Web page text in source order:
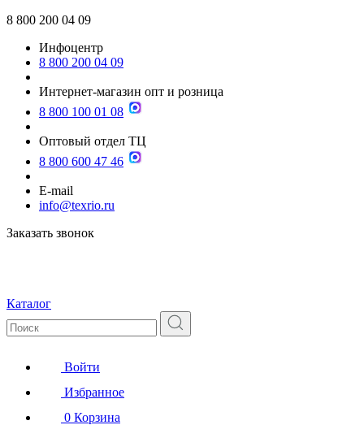
8 800 200 04 09
Инфоцентр
8 800 200 04 09
Интернет-магазин опт и розница
8 800 100 01 08
Оптовый отдел ТЦ
8 800 600 47 46
E-mail
info@texrio.ru
Заказать звонок
Каталог
Войти
Избранное
0 Корзина